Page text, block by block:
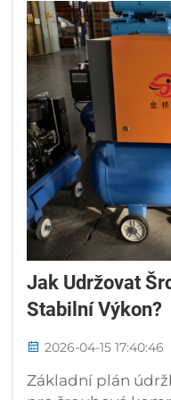
odpor mezi 5–10...
Jak Udržovat
Stabilní Výkon?
2026-04-15 17:40:46
Základní plán